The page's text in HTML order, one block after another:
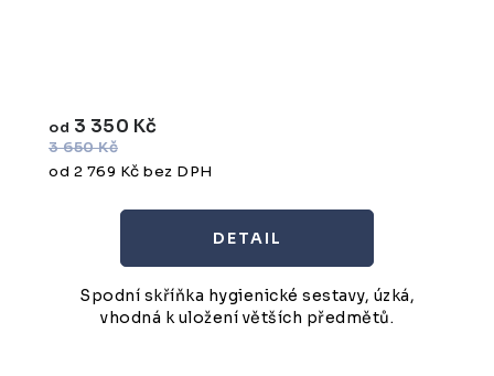
od 2 769 Kč bez DPH
od 3 350 Kč
3 650 Kč
Spodní skříňka hygienické sestavy, úzká,
vhodná k uložení větších předmětů.